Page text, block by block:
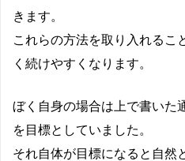
きます。
これらの方法を取り入れるこ
く続けやすくなります。
ぼく自身の場合は上で書いた
を目標としていました。
それ自体が目標になると自然